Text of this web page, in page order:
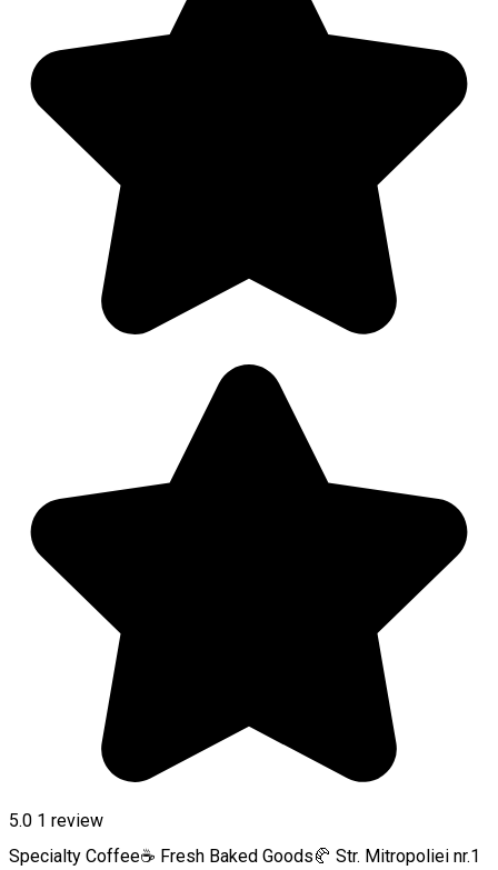
5.0 1 review
Specialty Coffee☕ Fresh Baked Goods🥐 Str. Mitropoliei nr.1